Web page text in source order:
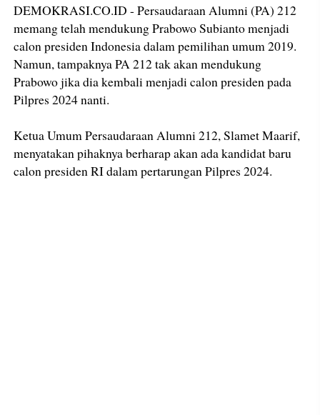
DEMOKRASI.CO.ID - Persaudaraan Alumni (PA) 212
memang telah mendukung Prabowo Subianto menjadi
calon presiden Indonesia dalam pemilihan umum 2019.
Namun, tampaknya PA 212 tak akan mendukung
Prabowo jika dia kembali menjadi calon presiden pada
Pilpres 2024 nanti.
Ketua Umum Persaudaraan Alumni 212, Slamet Maarif,
menyatakan pihaknya berharap akan ada kandidat baru
calon presiden RI dalam pertarungan Pilpres 2024.